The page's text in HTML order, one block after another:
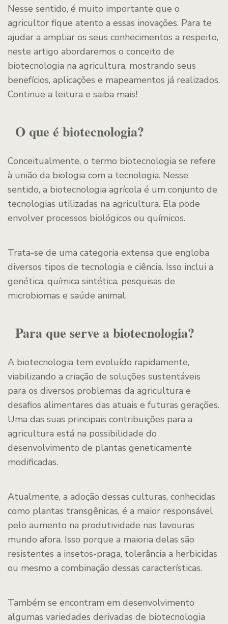
Nesse sentido, é muito importante que o
agricultor fique atento a essas inovações. Para te
ajudar a ampliar os seus conhecimentos a respeito,
neste artigo abordaremos o conceito de
biotecnologia na agricultura, mostrando seus
benefícios, aplicações e mapeamentos já realizados.
Continue a leitura e saiba mais!
O que é biotecnologia?
Conceitualmente, o termo biotecnologia se refere
à união da biologia com a tecnologia. Nesse
sentido, a biotecnologia agrícola é um conjunto de
tecnologias utilizadas na agricultura. Ela pode
envolver processos biológicos ou químicos.
Trata-se de uma categoria extensa que engloba
diversos tipos de tecnologia e ciência. Isso inclui a
genética, química sintética, pesquisas de
microbiomas e saúde animal.
Para que serve a biotecnologia?
A biotecnologia tem evoluído rapidamente,
viabilizando a criação de soluções sustentáveis
para os diversos problemas da agricultura e
desafios alimentares das atuais e futuras gerações.
Uma das suas principais contribuições para a
agricultura está na possibilidade do
desenvolvimento de plantas geneticamente
modificadas.
Atualmente, a adoção dessas culturas, conhecidas
como plantas transgênicas, é a maior responsável
pelo aumento na produtividade nas lavouras
mundo afora. Isso porque a maioria delas são
resistentes a insetos-praga, tolerância a herbicidas
ou mesmo a combinação dessas características.
Também se encontram em desenvolvimento
algumas variedades derivadas de biotecnologia